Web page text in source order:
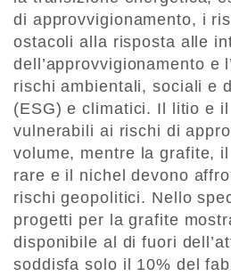
di approvvigionamento, i
ostacoli alla risposta alle
dell’approvvigionamento e
rischi ambientali, sociali e
(ESG) e climatici. Il litio e
vulnerabili ai rischi di
volume, mentre la grafite,
rare e il nichel devono
rischi geopolitici. Nello
progetti per la grafite
disponibile al di fuori
soddisfa solo il 10% del